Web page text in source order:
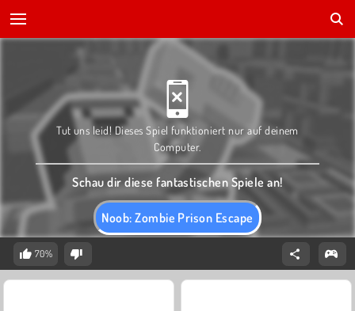
Noob: Zombie Prison Escape
Tut uns leid! Dieses Spiel funktioniert nur auf deinem
Computer.
Schau dir diese fantastischen Spiele an!
70%